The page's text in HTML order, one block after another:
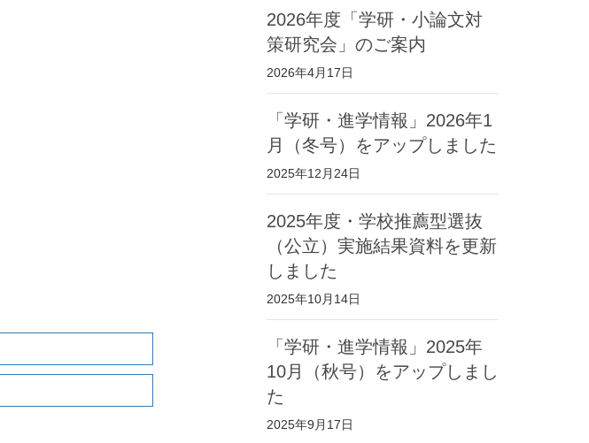
2026年度「学研・小論文対
策研究会」のご案内
2026年4月17日
「学研・進学情報」2026年1
月（冬号）をアップしました
2025年12月24日
2025年度・学校推薦型選抜
（公立）実施結果資料を更新
しました
2025年10月14日
「学研・進学情報」2025年
10月（秋号）をアップしまし
た
2025年9月17日